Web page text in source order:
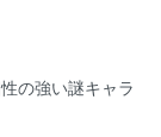
の強い謎キャラ